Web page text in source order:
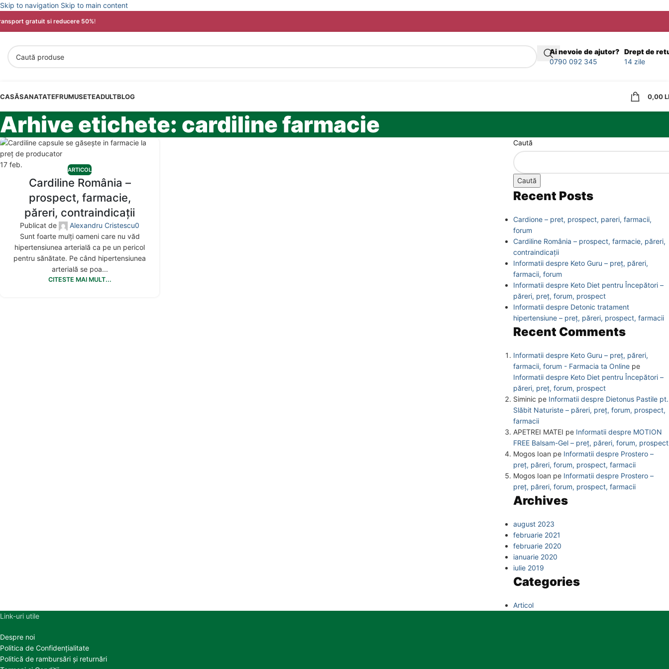
Skip to navigation Skip to main content
gratuit si reducere 50%!
Ai nevoie de ajutor?
0790 092 345
Drept de
14 zile
SANATATEFRUMUSETEADULTBLOG 0,00
Arhive etichete: cardiline farmacie
17 feb.
ARTICOL
Cardiline România –
prospect, farmacie,
păreri, contraindicații
Publicat de Alexandru Cristescu0
Sunt foarte mulți oameni care nu văd
hipertensiunea arterială ca pe un pericol
pentru sănătate. Pe când hipertensiunea
arterială se poa...
CITESTE MAI MULT...
Caută
Caută
Recent Posts
Cardione – pret, prospect, pareri, farmacii,
forum
Cardiline România – prospect, farmacie, păreri,
contraindicații
Informatii despre Keto Guru – preț, păreri,
farmacii, forum
Informatii despre Keto Diet pentru Începători –
păreri, preț, forum, prospect
Informatii despre Detonic tratament
hipertensiune – preț, păreri, prospect, farmacii
Recent Comments
Informatii despre Keto Guru – preț, păreri,
farmacii, forum - Farmacia ta Onlinepe
Informatii despre Keto Diet pentru Începători –
păreri, preț, forum, prospect
Siminic pe Informatii despre Dietonus Pastile pt.
Slăbit Naturiste – păreri, preț, forum, prospect,
farmacii
APETREI MATEI pe Informatii despre MOTION
FREE Balsam-Gel – preț, păreri, forum, prospect
Mogos Ioan pe Informatii despre Prostero –
preț, păreri, forum, prospect, farmacii
Mogos Ioan pe Informatii despre Prostero –
preț, păreri, forum, prospect, farmacii
Archives
august 2023
februarie 2021
februarie 2020
ianuarie 2020
iulie 2019
Categories
Articol
Link-uri utile
Despre noi
Politica de Confidențialitate
Politică de rambursări și returnări